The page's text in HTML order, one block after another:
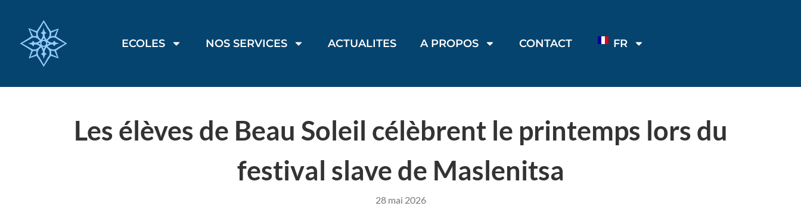
ECOLES NOS SERVICES ACTUALITES A PROPOS CONTACT FR
Les élèves de Beau Soleil célèbrent le printemps lors du
festival slave de Maslenitsa
28 mai 2026